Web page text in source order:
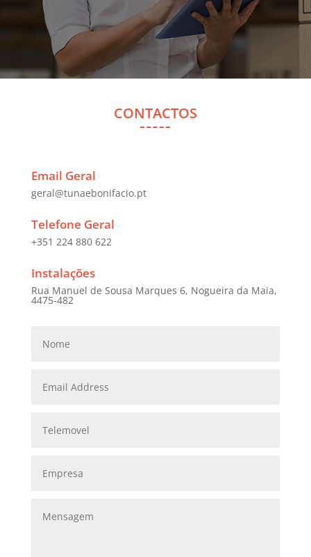
CONTACTOS
Email Geral
geral@tunaebonifacio.pt
Telefone Geral
+351 224 880 622
Instalações
Rua Manuel de Sousa Marques 6, Nogueira da Maia,
4475-482